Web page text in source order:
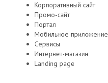
Корпоративный сайт
Промо-сайт
Портал
Мобильное приложение
Сервисы
Интернет-магазин
Landing page